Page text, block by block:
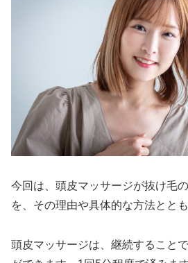
今回は、頭皮マッサージが抜け毛
を、その理由や具体的な方法とと
頭皮マッサージは、継続すること